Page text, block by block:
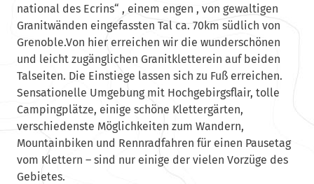
national des Ecrins“ , einem engen , von gewaltigen
Granitwänden eingefassten Tal ca. 70km südlich von
Grenoble.Von hier erreichen wir die wunderschönen
und leicht zugänglichen Granitkletterein auf beiden
Talseiten. Die Einstiege lassen sich zu Fuß erreichen.
Sensationelle Umgebung mit Hochgebirgsflair, tolle
Campingplätze, einige schöne Klettergärten,
verschiedenste Möglichkeiten zum Wandern,
Mountainbiken und Rennradfahren für einen Pausetag
vom Klettern – sind nur einige der vielen Vorzüge des
Gebietes.